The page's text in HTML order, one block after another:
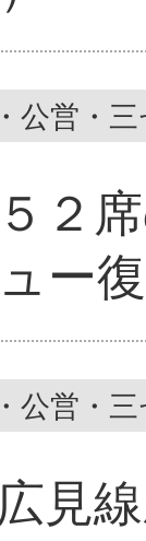
公営・
２
ー
公営・
見